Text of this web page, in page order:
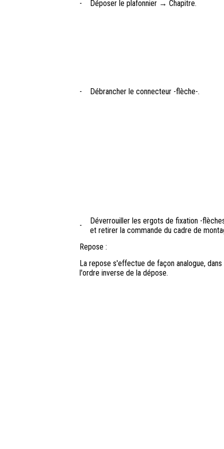
- Déposer le plafonnier → Chapitre.
- Débrancher le connecteur -flèche-.
-
Déverrouiller les ergots de fixation -
et retirer la commande du cadre de
Repose :
La repose s'effectue de façon analogue, dans
l'ordre inverse de la dépose.